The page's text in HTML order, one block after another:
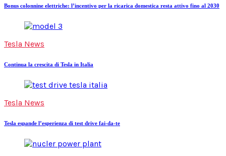
Bonus colonnine elettriche: l’incentivo per la ricarica domestica resta attivo fino al 2030
Tesla News
Continua la crescita di Tesla in Italia
Tesla News
Tesla espande l’esperienza di test drive fai-da-te